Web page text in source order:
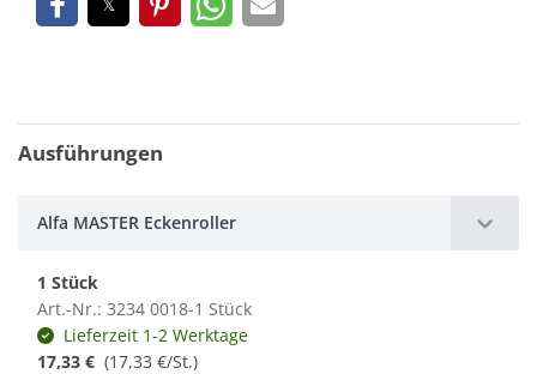
Ausführungen
Alfa MASTER Eckenroller
1 Stück
Art.-Nr.: 3234 0018-1 Stück
Lieferzeit 1-2 Werktage
17,33 € (17,33 €/St.)